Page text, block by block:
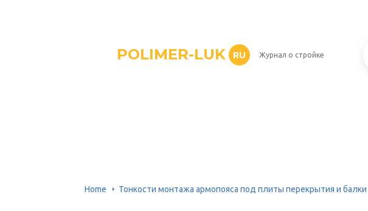
POLIMER-LUK RU Журнал о стройке
Home Тонкости монтажа армопояса под плиты перекрытия и балки